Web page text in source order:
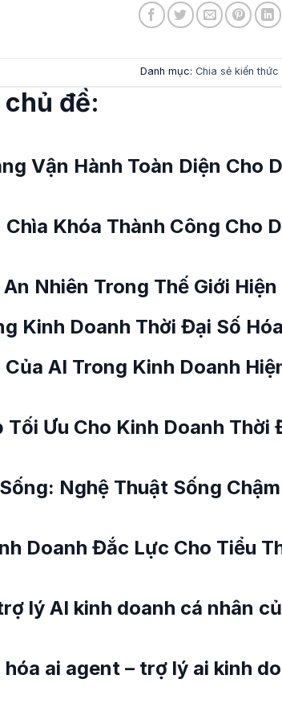
Danh mục: Chia sẻ kiến thức
đề:
Vận Hành Toàn Diện Cho
Chìa Khóa Thành Công Cho
Nhiên Trong Thế Giới
Kinh Doanh Thời Đại Số Hóa
Của AI Trong Kinh Doanh
Tối Ưu Cho Kinh Doanh Thời
Nghệ Thuật Sống
Doanh Đắc Lực Cho Tiểu
lý AI kinh doanh cá nhân
ai agent – trợ lý ai kinh